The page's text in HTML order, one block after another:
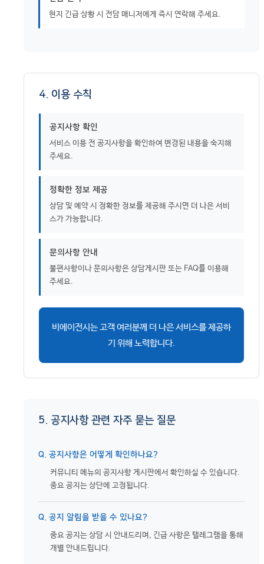
현지 긴급 상황 시 전담 매니저에게 즉시 연락해 주세요.
4. 이용 수칙
공지사항 확인
서비스 이용 전 공지사항을 확인하여 변경된 내용을 숙지해
주세요.
정확한 정보 제공
상담 및 예약 시 정확한 정보를 제공해 주시면 더 나은 서비
스가 가능합니다.
문의사항 안내
불편사항이나 문의사항은 상담게시판 또는 FAQ를 이용해
주세요.
비에이전시는 고객 여러분께 더 나은 서비스를 제공하
기 위해 노력합니다.
5. 공지사항 관련 자주 묻는 질문
Q. 공지사항은 어떻게 확인하나요?
커뮤니티 메뉴의 공지사항 게시판에서 확인하실 수 있습니다.
중요 공지는 상단에 고정됩니다.
Q. 공지 알림을 받을 수 있나요?
중요 공지는 상담 시 안내드리며, 긴급 사항은 텔레그램을 통해
개별 안내드립니다.